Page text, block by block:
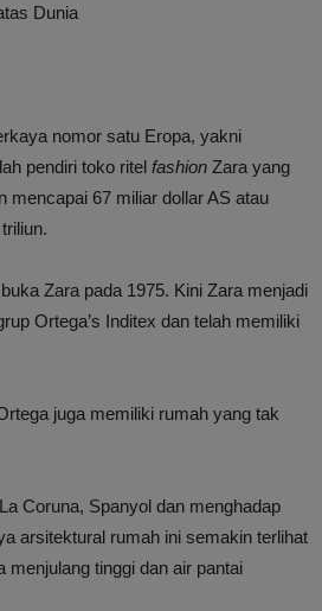
Dunia
nomor satu Eropa, yakni
pendiri toko ritel fashion Zara yang
mencapai 67 miliar dollar AS atau
Zara pada 1975. Kini Zara menjadi
Ortega’s Inditex dan telah memiliki
juga memiliki rumah yang tak
Coruna, Spanyol dan menghadap
arsitektural rumah ini semakin terlihat
menjulang tinggi dan air pantai